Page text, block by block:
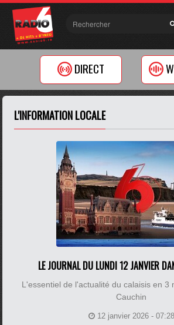
DIRECT
L'INFORMATION LOCALE
LE JOURNAL DU LUNDI 12 JANVIER
L'essentiel de l'actualité du calaisis en 3
Cauchin
12 janvier 2026 - 07:28